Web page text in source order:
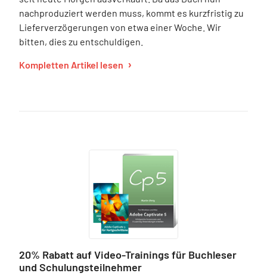
nachproduziert werden muss, kommt es kurzfristig zu
Lieferverzögerungen von etwa einer Woche. Wir
bitten, dies zu entschuldigen.
Kompletten Artikel lesen
20% Rabatt auf Video-Trainings für Buchleser
und Schulungsteilnehmer